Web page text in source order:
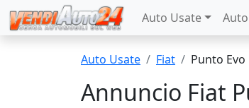
Auto Usate
Auto Usate Fiat Punto Evo
Annuncio Fiat